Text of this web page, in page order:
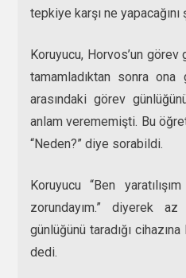
tepkiye karşı ne yapacağını
Koruyucu, Horvos’un
tamamladıktan sonra
arasındaki görev
anlam verememişti. Bu
“Neden?” diye sorabildi.
Koruyucu “Ben
zorundayım.” diyerek
günlüğünü taradığı
dedi.